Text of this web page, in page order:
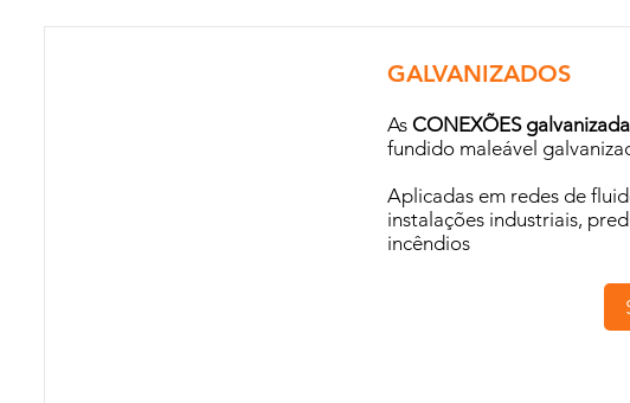
GALVANIZADOS
As CONEXÕES
fundido maleável
Aplicadas em redes de
instalações industriais,
incêndios